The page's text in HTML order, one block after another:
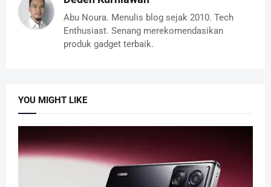
Abu Noura. Menulis blog sejak 2010. Tech
Enthusiast. Senang merekomendasikan
produk gadget terbaik.
YOU MIGHT LIKE